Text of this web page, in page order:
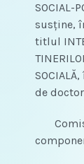
SOCIAL-
susţine,
titlul
de doctor